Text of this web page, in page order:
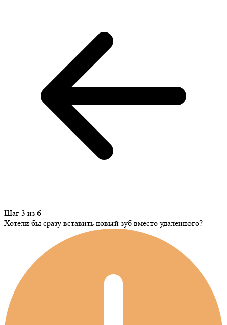
Шаг 3 из 6
Хотели бы сразу вставить новый зуб вместо удаленного?